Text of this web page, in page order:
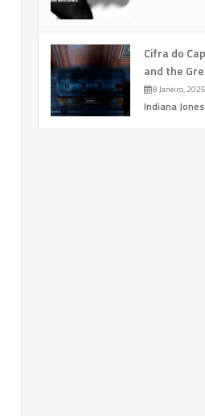
Cifra do
and the
8 Janeiro, 2025
Indiana